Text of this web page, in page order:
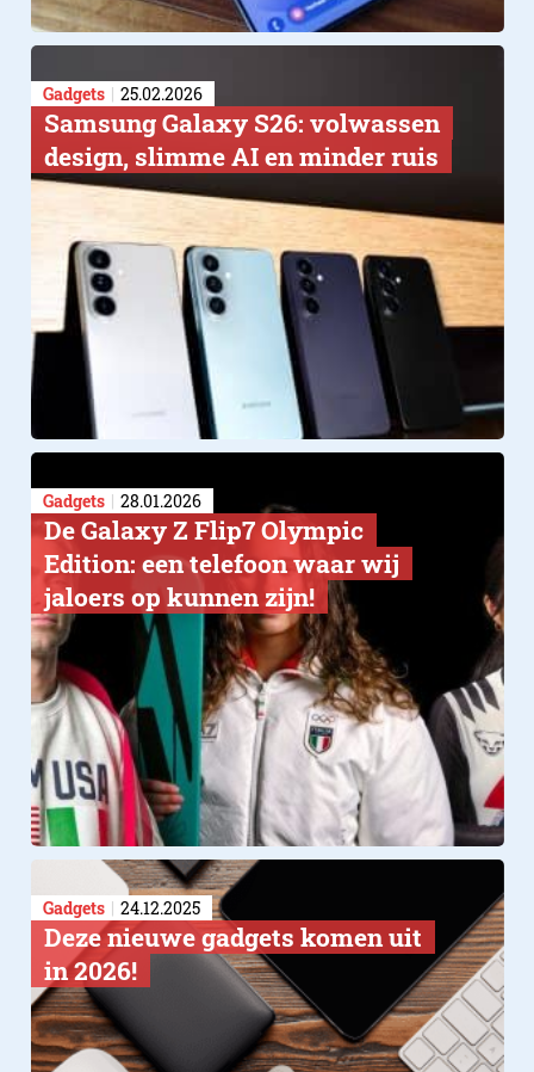
Gadgets 25.02.2026
Samsung Galaxy S26: volwassen
design, slimme AI en minder ruis
Gadgets 28.01.2026
De Galaxy Z Flip7 Olympic
Edition: een telefoon waar wij
jaloers op kunnen zijn!
Gadgets 24.12.2025
Deze nieuwe gadgets komen uit
in 2026!